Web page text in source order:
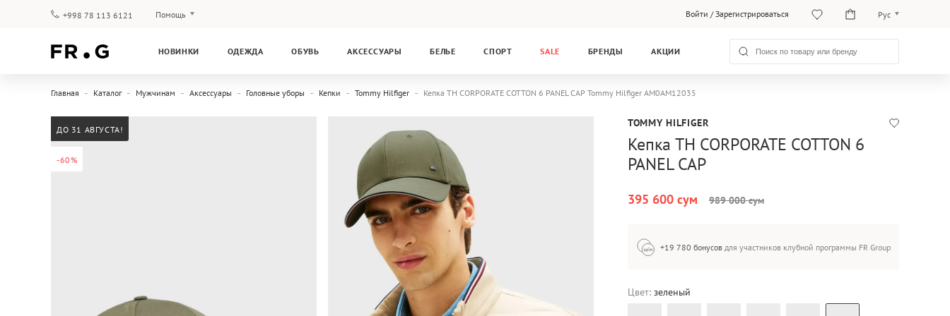
+998 78 113 6121 Помощь Войти /Зарегистрироваться Рус
Рус
НОВИНКИ ОДЕЖДА ОБУВЬ АКСЕССУАРЫ БЕЛЬЕ СПОРТ SALE БРЕНДЫ АКЦИИ
Главная Каталог Мужчинам Аксессуары Головные уборы Кепки Tommy Hilfiger Кепка TH CORPORATE COTTON 6 PANEL CAP Tommy Hilfiger AM0AM12035
-60%
ДО 31 АВГУСТА! TOMMY HILFIGER
Кепка TH CORPORATE COTTON 6
PANEL CAP
395 600 сум 989 000 сум
+19 780 бонусов для участников клубной программы FR Group
Цвет: зеленый